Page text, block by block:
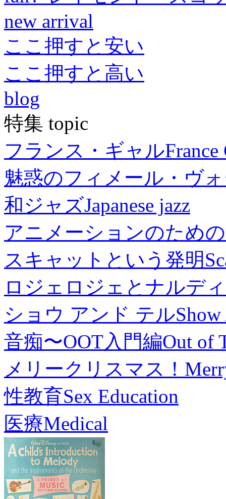
new arrival
ここ押すと安い
ここ押すと高い
blog
特集 topic
フランス・ギャルFrance
魅惑のフィメール・ヴ
和ジャズJapanese jazz
アニメーションのため
スキャットという発明
ロジェロジェとナルデ
ショウ アンド テル
音痴〜OOT入門編Out of
メリークリスマス！
性教育Sex Education
医療Medical